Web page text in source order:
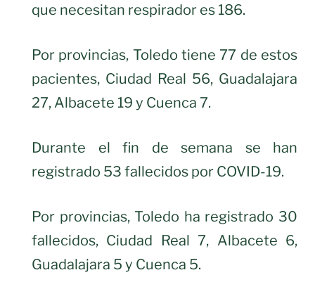
que necesitan respirador es 186.
Por provincias, Toledo tiene 77 de estos
pacientes, Ciudad Real 56, Guadalajara
27, Albacete 19 y Cuenca 7.
Durante el fin de semana se han
registrado 53 fallecidos por COVID-19.
Por provincias, Toledo ha registrado 30
fallecidos, Ciudad Real 7, Albacete 6,
Guadalajara 5 y Cuenca 5.